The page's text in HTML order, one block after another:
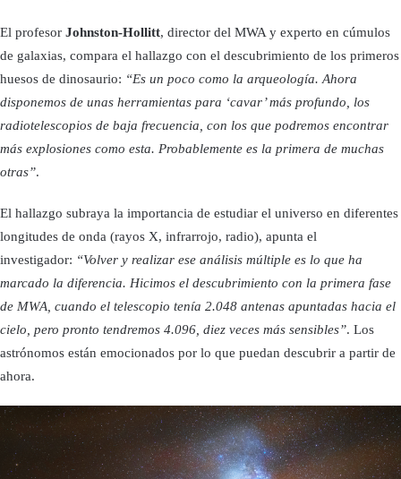
El profesor Johnston-Hollitt, director del MWA y experto en cúmulos
de galaxias, compara el hallazgo con el descubrimiento de los primeros
huesos de dinosaurio: “Es un poco como la arqueología. Ahora
disponemos de unas herramientas para ‘cavar’ más profundo, los
radiotelescopios de baja frecuencia, con los que podremos encontrar
más explosiones como esta. Probablemente es la primera de muchas
otras”.
El hallazgo subraya la importancia de estudiar el universo en diferentes
longitudes de onda (rayos X, infrarrojo, radio), apunta el
investigador: “Volver y realizar ese análisis múltiple es lo que ha
marcado la diferencia. Hicimos el descubrimiento con la primera fase
de MWA, cuando el telescopio tenía 2.048 antenas apuntadas hacia el
cielo, pero pronto tendremos 4.096, diez veces más sensibles”. Los
astrónomos están emocionados por lo que puedan descubrir a partir de
ahora.